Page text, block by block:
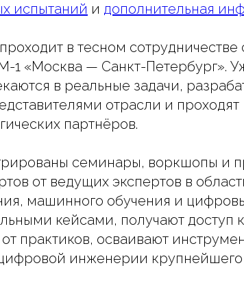
испытаний и дополнительная
в тесном
1 «Москва — Санкт-Петербург».
в реальные задачи,
отрасли и проходят
партнёров.
семинары, воркшопы и
от ведущих экспертов в
машинного обучения и
кейсами, получают доступ
практиков, осваивают
инженерии крупнейшего